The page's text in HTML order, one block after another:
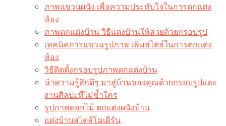
ภาพแขวนผนัง เพื่อความประทับใจในการตกแต่ง
ห้อง
ภาพตกแต่งบ้าน วิธีแต่งบ้านให้สวยด้วยกรอบรูป
เทคนิคการแขวนรูปภาพ เพิ่มสไตล์ในการตกแต่ง
ห้อง
วิธีติดตั้งกรอบรูปภาพตกแต่งบ้าน
นำความรู้สึกดีๆ มาสู่บ้านของคุณด้วยกรอบรูปและ
งานศิลปะที่ไม่ซ้ำใคร
รูปภาพดอกไม้ ตกแต่งผนังบ้าน
แต่งบ้านสไตล์โมเดิร์น